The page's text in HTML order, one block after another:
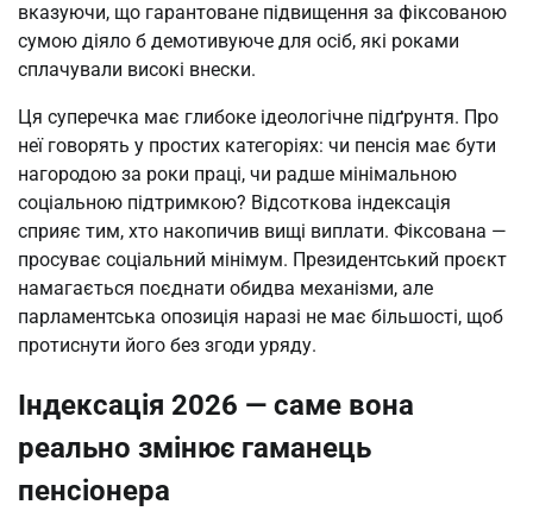
вказуючи, що гарантоване підвищення за фіксованою
сумою діяло б демотивуюче для осіб, які роками
сплачували високі внески.
Ця суперечка має глибоке ідеологічне підґрунтя. Про
неї говорять у простих категоріях: чи пенсія має бути
нагородою за роки праці, чи радше мінімальною
соціальною підтримкою? Відсоткова індексація
сприяє тим, хто накопичив вищі виплати. Фіксована —
просуває соціальний мінімум. Президентський проєкт
намагається поєднати обидва механізми, але
парламентська опозиція наразі не має більшості, щоб
протиснути його без згоди уряду.
Індексація 2026 — саме вона
реально змінює гаманець
пенсіонера